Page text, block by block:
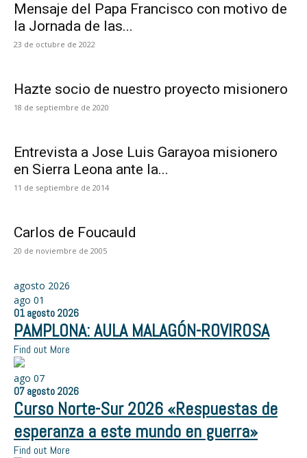
Mensaje del Papa Francisco con motivo de
la Jornada de las...
23 de octubre de 2022
Hazte socio de nuestro proyecto misionero
18 de septiembre de 2020
Entrevista a Jose Luis Garayoa misionero
en Sierra Leona ante la...
11 de septiembre de 2014
Carlos de Foucauld
20 de noviembre de 2005
agosto 2026
ago 01
01 agosto 2026
PAMPLONA: AULA MALAGÓN-ROVIROSA
Find out More
ago 07
07 agosto 2026
Curso Norte-Sur 2026 «Respuestas de
esperanza a este mundo en guerra»
Find out More